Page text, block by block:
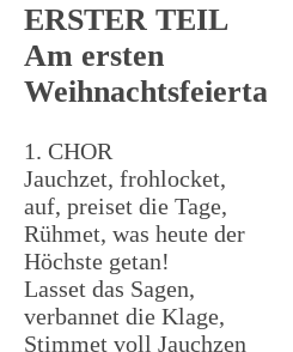
ERSTER TEIL
Am ersten
1. CHOR
Jauchzet, frohlocket,
auf, preiset die Tage,
Rühmet, was heute der
Höchste getan!
Lasset das Sagen,
verbannet die Klage,
Stimmet voll Jauchzen